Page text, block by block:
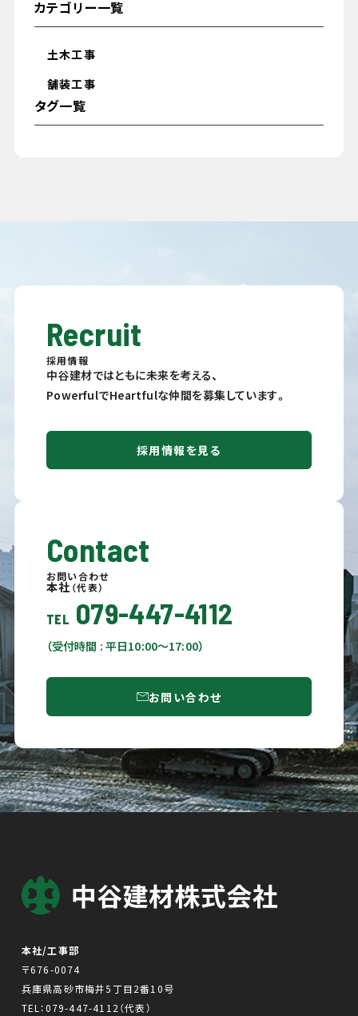
カテゴリー一覧
土木工事
舗装工事
タグ一覧
Recruit
採用情報
中谷建材ではともに未来を考える、
PowerfulでHeartfulな仲間を募集しています。
採用情報を見る
Contact
お問い合わせ
本社 （代表）
TEL 079-447-4112
（受付時間 : 平日10:00〜17:00）
お問い合わせ
本社/工事部
〒676-0074
兵庫県高砂市梅井5丁目2番10号
TEL：079-447-4112 （代表）